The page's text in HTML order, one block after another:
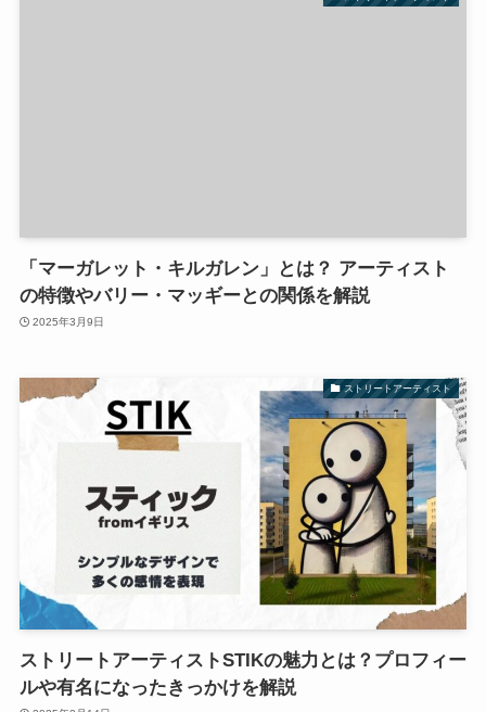
「マーガレット・キルガレン」とは？ アーティスト
の特徴やバリー・マッギーとの関係を解説
2025年3月9日
ストリートアーティスト
ストリートアーティストSTIKの魅力とは？プロフィー
ルや有名になったきっかけを解説